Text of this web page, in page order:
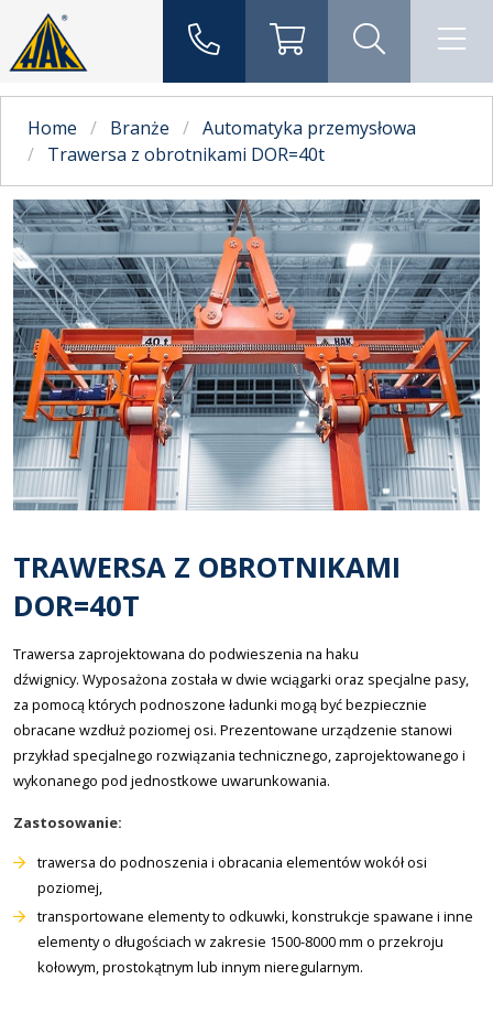
Home Branże
Automatyka przemysłowa
Trawersa z obrotnikami DOR=40t
TRAWERSA Z OBROTNIKAMI
DOR=40T
Trawersa zaprojektowana do podwieszenia na haku
dźwignicy. Wyposażona została w dwie wciągarki oraz specjalne pasy,
za pomocą których podnoszone ładunki mogą być bezpiecznie
obracane wzdłuż poziomej osi. Prezentowane urządzenie stanowi
przykład specjalnego rozwiązania technicznego, zaprojektowanego i
wykonanego pod jednostkowe uwarunkowania.
Zastosowanie:
trawersa do podnoszenia i obracania elementów wokół osi
poziomej,
transportowane elementy to odkuwki, konstrukcje spawane i inne
elementy o długościach w zakresie 1500-8000 mm o przekroju
kołowym, prostokątnym lub innym nieregularnym.